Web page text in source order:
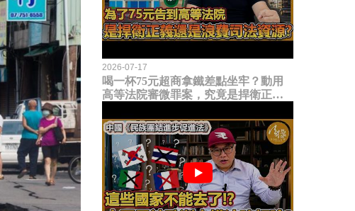
2026-07-17
喝一杯75元超商拿鐵差點坐牢？動用
高等法院審微罪案，究竟是捍衛正義